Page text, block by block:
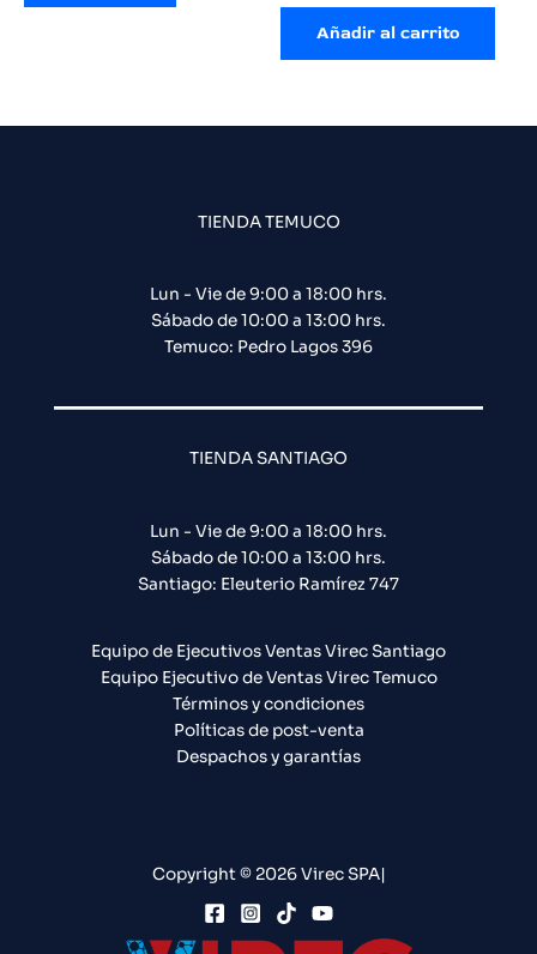
Añadir al carrito
TIENDA TEMUCO
Lun - Vie de 9:00 a 18:00 hrs.
Sábado de 10:00 a 13:00 hrs.
Temuco: Pedro Lagos 396
TIENDA SANTIAGO
Lun - Vie de 9:00 a 18:00 hrs.
Sábado de 10:00 a 13:00 hrs.
Santiago: Eleuterio Ramírez 747​
Equipo de Ejecutivos Ventas Virec Santiago
Equipo Ejecutivo de Ventas Virec Temuco
Términos y condiciones
Políticas de post-venta
Despachos y garantías
Copyright © 2026 Virec SPA|